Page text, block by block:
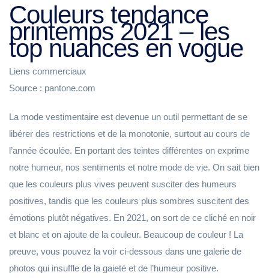
Couleurs tendance
printemps 2021 – les
top nuances en vogue
Liens commerciaux
Source : pantone.com
La mode vestimentaire est devenue un outil permettant de se
libérer des restrictions et de la monotonie, surtout au cours de
l’année écoulée. En portant des teintes différentes on exprime
notre humeur, nos sentiments et notre mode de vie. On sait bien
que les couleurs plus vives peuvent susciter des humeurs
positives, tandis que les couleurs plus sombres suscitent des
émotions plutôt négatives. En 2021, on sort de ce cliché en noir
et blanc et on ajoute de la couleur. Beaucoup de couleur ! La
preuve, vous pouvez la voir ci-dessous dans une galerie de
photos qui insuffle de la gaieté et de l’humeur positive.